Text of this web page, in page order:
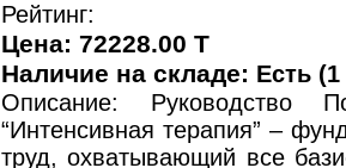
Рейтинг:
Цена: 72228.00 T
Наличие на складе: Есть
Описание: Руководство
“Интенсивная терапия” –
труд, охватывающий все